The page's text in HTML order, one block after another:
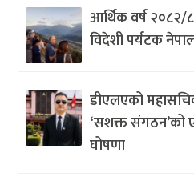
आर्थिक वर्ष २०८२/
विदेशी पर्यटक
डीएलएको
‘सशक्त संगठन’को
घोषणा